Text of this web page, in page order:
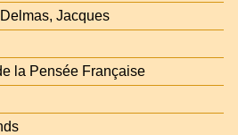
Jacques
la Pensée Française